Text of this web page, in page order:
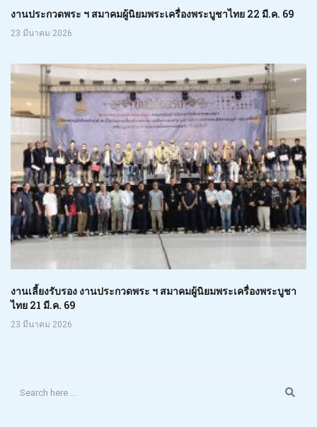
งานประกวดพระ ฯ สมาคมผู้นิยมพระเครื่องพระบูชาไทย 22 มี.ค. 69
23 มีนาคม 2026
งานเลี้ยงรับรอง งานประกวดพระ ฯ สมาคมผู้นิยมพระเครื่องพระบูชา
ไทย 21 มี.ค. 69
23 มีนาคม 2026